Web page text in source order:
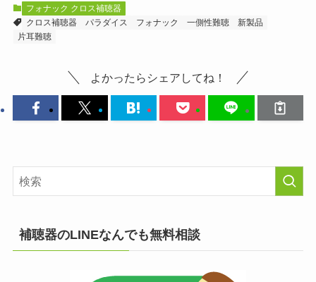
フォナック クロス補聴器
クロス補聴器
パラダイス フォナック 一側性難聴
新製品
片耳難聴
よかったらシェアしてね！
補聴器のLINEなんでも無料相談